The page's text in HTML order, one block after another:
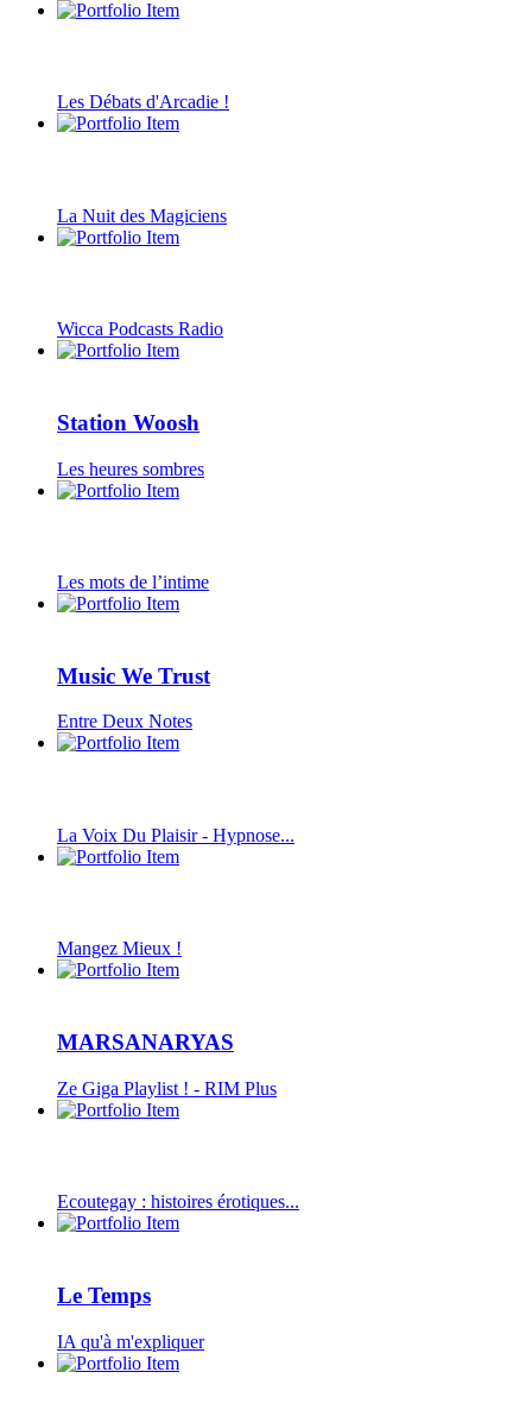
Les Débats d'Arcadie !
La Nuit des Magiciens
Wicca Podcasts Radio
Station Woosh
Les heures sombres
Les mots de l’intime
Music We Trust
Entre Deux Notes
La Voix Du Plaisir - Hypnose...
Mangez Mieux !
MARSANARYAS
Ze Giga Playlist ! - RIM Plus
Ecoutegay : histoires érotiques...
Le Temps
IA qu'à m'expliquer